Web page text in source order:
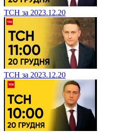
ТСН за 2023.12.20
ТСН за 2023.12.20